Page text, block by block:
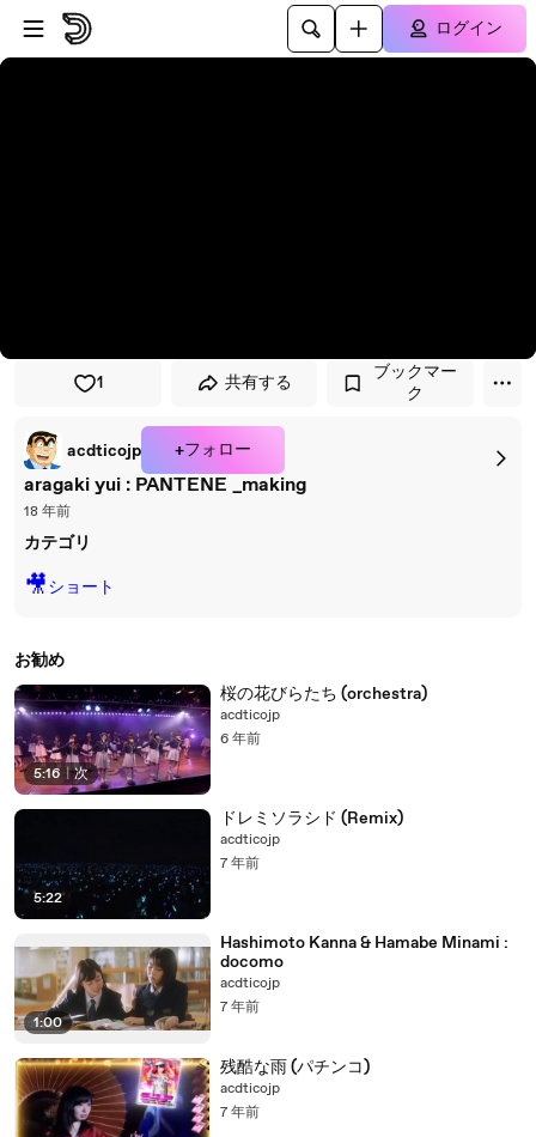
プレイヤーにスキップ
メインコンテンツにスキップ
ログイン
1 共有する
ブックマー
ク
acdticojp +フォロー
aragaki yui : PANTENE _making
18 年前
カテゴリ
🎥ショート
お勧め
5:16 | 次
桜の花びらたち (orchestra)
acdticojp
6 年前
5:22
ドレミソラシド (Remix)
acdticojp
7 年前
1:00
Hashimoto Kanna & Hamabe Minami :
docomo
acdticojp
7 年前
残酷な雨 (パチンコ)
acdticojp
7 年前